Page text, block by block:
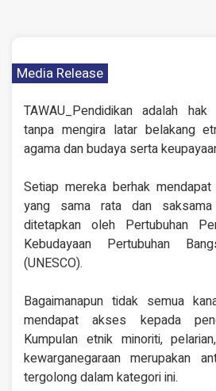
Media Release
TAWAU_Pendidikan adalah
tanpa mengira latar belakang
agama dan budaya serta
Setiap mereka berhak
yang sama rata dan saksama
ditetapkan oleh Pertubuhan
Kebudayaan Pertubuhan
(UNESCO).
Bagaimanapun tidak semua
mendapat akses kepada
Kumpulan etnik minoriti,
kewarganegaraan merupakan
tergolong dalam kategori ini.